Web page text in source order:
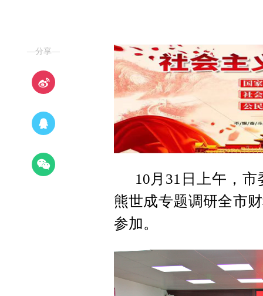
—分享—
10月31日上午，
熊世成专题调研全市
参加。